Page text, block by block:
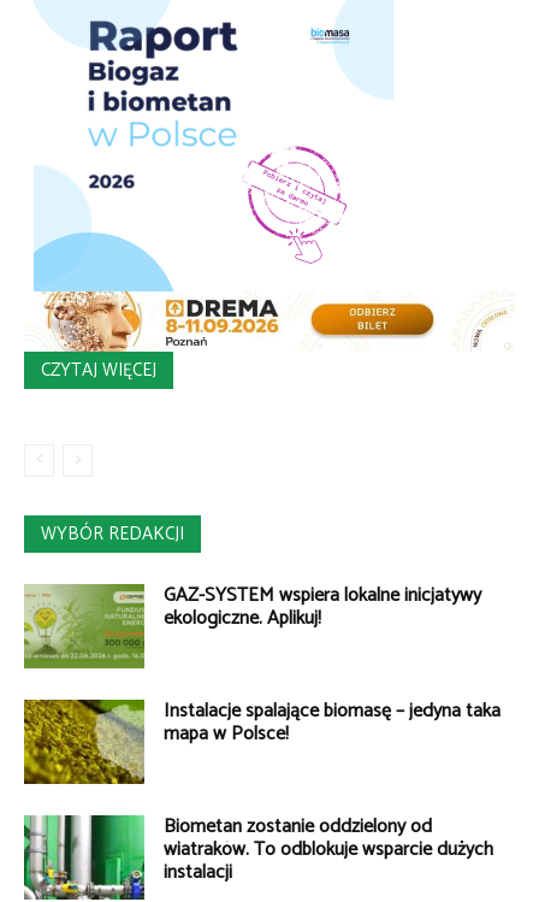
CZYTAJ WIĘCEJ
WYBÓR REDAKCJI
GAZ-SYSTEM wspiera lokalne inicjatywy
ekologiczne. Aplikuj!
Instalacje spalające biomasę – jedyna taka
mapa w Polsce!
Biometan zostanie oddzielony od
wiatraków. To odblokuje wsparcie dużych
instalacji